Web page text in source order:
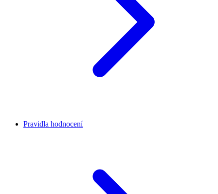
Pravidla hodnocení